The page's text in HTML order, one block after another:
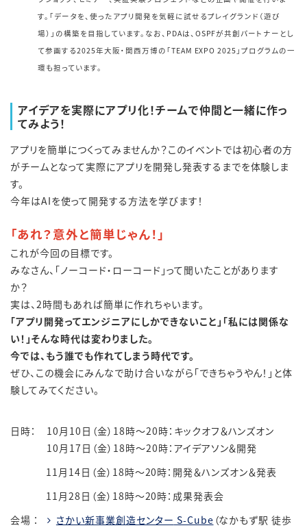
す。「データを、使ったアプリ開発を気軽に試せるプレイグランド（遊び
場）」の構築を目指しています。 なお、PDAは、OSPFが共創パートナーとし
て参画する2025年大阪・関西万博の「TEAM EXPO 2025」プログラムの一
環も担っています。
アイデアを実際にアプリ化！チームで仲間と一緒に作っ
てみよう！
アプリを簡単につくってみませんか？このイベントでは初心者の方
がチームとなって実際にアプリを開発し発表するまでを体験しま
す。
今年はAIを使って開発する方法を学びます！
「あれ？意外と簡単じゃん！」
これが今回の目標です。
みなさん、「ノーコード・ローコード」って聞いたことがあります
か？
実は、2時間もあれば簡単に作れちゃいます。
「アプリ開発ってエンジニアにしかできないこと」「私には関係な
い！」そんな時代は変わりました。
今では、もう誰でも作れてしまう時代です。
ぜひ、この機会にみんなで助け合いながら「できちゃうやん！」と体
験してみてください。
日時： 10月 10 日（金） 18時～20時：キックオフ＆ハンズオン
10月 17 日（金） 18時～20時：アイデアソン＆開発
11月 14日（金） 18時～20時：開発＆ハンズオン＆発表
11月28 日（金） 18時～20時：成果発表会
会場 ：
さかい新事業創造センター S-Cube （なかもず駅 徒歩